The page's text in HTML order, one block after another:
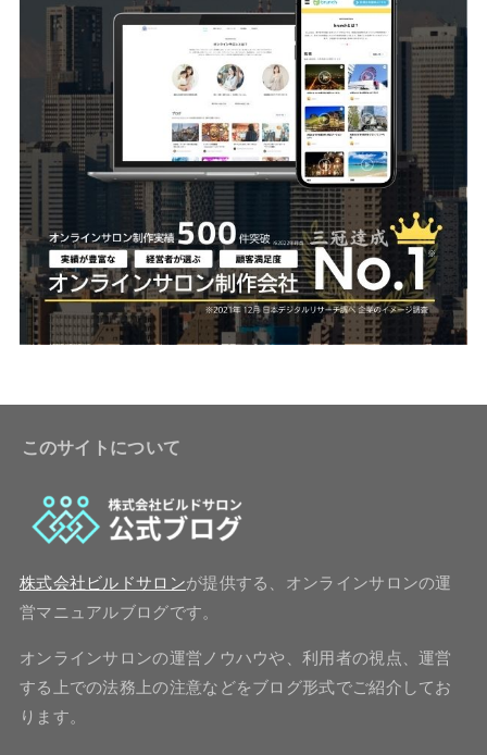
このサイトについて
株式会社ビルドサロンが提供する、オンラインサロンの運
営マニュアルブログです。
オンラインサロンの運営ノウハウや、利用者の視点、運営
する上での法務上の注意などをブログ形式でご紹介してお
ります。